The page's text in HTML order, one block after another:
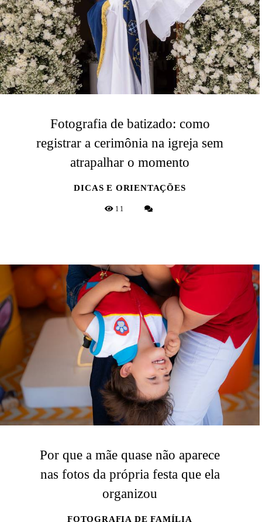
Fotografia de batizado: como
registrar a cerimônia na igreja sem
atrapalhar o momento
DICAS E ORIENTAÇÕES
11
Por que a mãe quase não aparece
nas fotos da própria festa que ela
organizou
FOTOGRAFIA DE FAMÍLIA